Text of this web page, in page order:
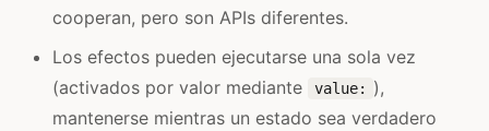
cooperan, pero son APIs diferentes.
Los efectos pueden ejecutarse una sola vez
(activados por valor mediante
value:
),
mantenerse mientras un estado sea verdadero